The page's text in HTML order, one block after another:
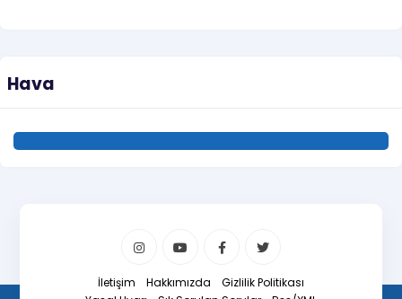
Hava
İletişim Hakkımızda
Gizlilik Politikası